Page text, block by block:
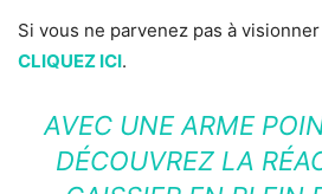
Si vous ne parvenez pas à
CLIQUEZ ICI.
AVEC UNE ARME
DÉCOUVREZ LA